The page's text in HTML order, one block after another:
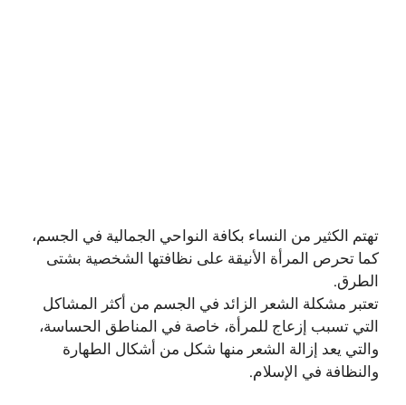
تهتم الكثير من النساء بكافة النواحي الجمالية في الجسم،
كما تحرص المرأة الأنيقة على نظافتها الشخصية بشتى
الطرق.
تعتبر مشكلة الشعر الزائد في الجسم من أكثر المشاكل
التي تسبب إزعاج للمرأة، خاصة في المناطق الحساسة،
والتي يعد إزالة الشعر منها شكل من أشكال الطهارة
والنظافة في الإسلام.